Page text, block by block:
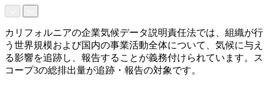
カリフォルニアの企業気候データ説明責任法では、組織が行
う世界規模および国内の事業活動全体について、気候に与え
る影響を追跡し、報告することが義務付けられています。ス
コープ3の総排出量が追跡・報告の対象です。